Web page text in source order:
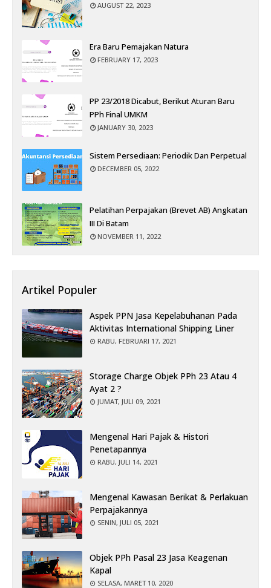
AUGUST 22, 2023
Era Baru Pemajakan Natura
FEBRUARY 17, 2023
PP 23/2018 Dicabut, Berikut Aturan Baru
PPh Final UMKM
JANUARY 30, 2023
Sistem Persediaan: Periodik Dan Perpetual
DECEMBER 05, 2022
Pelatihan Perpajakan (Brevet AB) Angkatan
III Di Batam
NOVEMBER 11, 2022
Artikel Populer
Aspek PPN Jasa Kepelabuhanan Pada
Aktivitas International Shipping Liner
RABU, FEBRUARI 17, 2021
Storage Charge Objek PPh 23 Atau 4
Ayat 2 ?
JUMAT, JULI 09, 2021
Mengenal Hari Pajak & Histori
Penetapannya
RABU, JULI 14, 2021
Mengenal Kawasan Berikat & Perlakuan
Perpajakannya
SENIN, JULI 05, 2021
Objek PPh Pasal 23 Jasa Keagenan
Kapal
SELASA, MARET 10, 2020